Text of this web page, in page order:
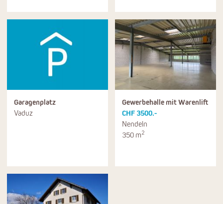
Garagenplatz
Vaduz
Gewerbehalle mit Warenlift
CHF 3500.-
Nendeln
350 m2